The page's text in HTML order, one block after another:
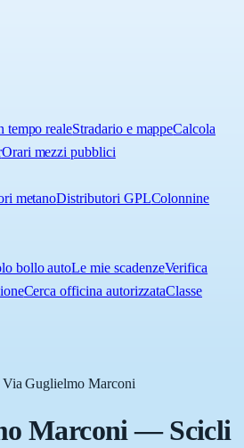
tempo realeStradario e mappeCalcola
Orari mezzi pubblici
metanoDistributori GPLColonnine
bollo autoLe mie scadenzeVerifica
Cerca officina autorizzataClasse
Via Guglielmo Marconi
Marconi—Scicli